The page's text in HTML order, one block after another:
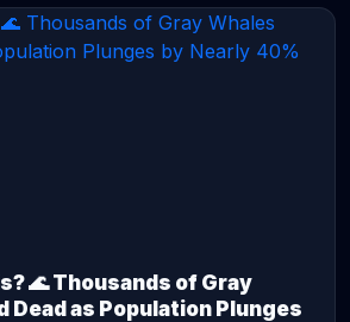
🌊 Thousands of Gray
Dead as Population Plunges